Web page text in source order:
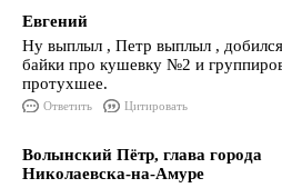
Евгений
Ну выплыл , Петр выплыл ,
байки про кушевку №2 и
протухшее.
Ответить Цитировать
Волынский Пётр, глава города
Николаевска-на-Амуре